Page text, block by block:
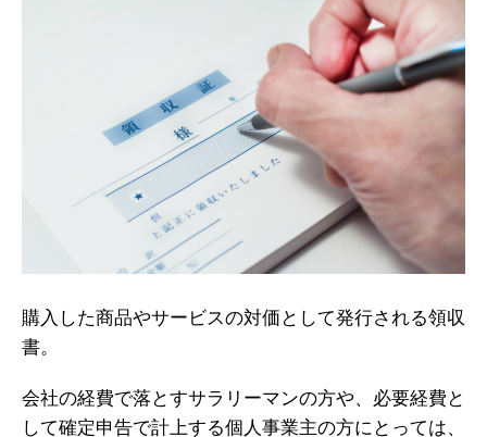
購入した商品やサービスの対価として発行される領収
書。
会社の経費で落とすサラリーマンの方や、必要経費と
して確定申告で計上する個人事業主の方にとっては、